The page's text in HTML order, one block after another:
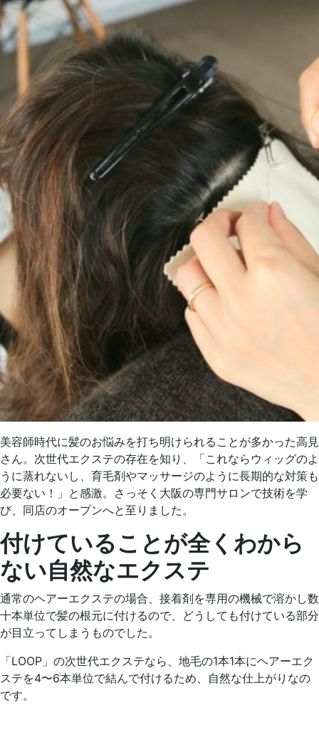
美容師時代に髪のお悩みを打ち明けられることが多かった高見
さん。次世代エクステの存在を知り、「これならウィッグのよ
うに蒸れないし、育毛剤やマッサージのように長期的な対策も
必要ない！」と感激。さっそく大阪の専門サロンで技術を学
び、同店のオープンへと至りました。
付けていることが全くわから
ない自然なエクステ
通常のヘアーエクステの場合、接着剤を専用の機械で溶かし数
十本単位で髪の根元に付けるので、どうしても付けている部分
が目立ってしまうものでした。
「LOOP」の次世代エクステなら、地毛の1本1本にヘアーエク
ステを4〜6本単位で結んで付けるため、自然な仕上がりなの
です。